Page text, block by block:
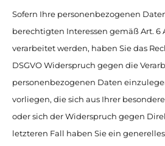
Sofern Ihre personenbezogenen
berechtigten Interessen gemäß Art. 6
verarbeitet werden, haben Sie das
DSGVO Widerspruch gegen die
personenbezogenen Daten
vorliegen, die sich aus Ihrer
oder sich der Widerspruch gegen
letzteren Fall haben Sie ein